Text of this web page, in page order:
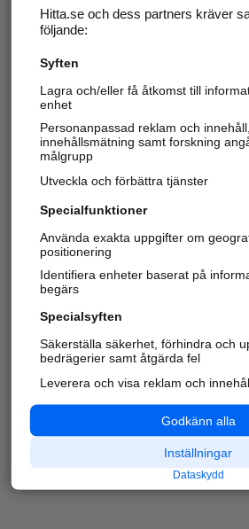
Hitta.se och dess partners kräver
följande:
Syften
Lagra och/eller få åtkomst till
enhet
Personanpassad reklam och
innehållsmätning samt forskning
målgrupp
Utveckla och förbättra tjänster
Specialfunktioner
Använda exakta uppgifter om
positionering
Identifiera enheter baserat på
begärs
Specialsyften
Säkerställa säkerhet, förhindra och
bedrägerier samt åtgärda fel
Leverera och visa reklam och
Godkänn alla
Inställningar
Dataskydd